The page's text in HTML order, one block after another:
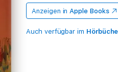
Anzeigen in Apple Books
Auch verfügbar im